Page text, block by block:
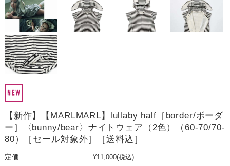
【新作】【MARLMARL】lullaby half［border/ボーダ
ー］〈bunny/bear〉ナイトウェア（2色）（60-70/70-
80）［セール対象外］［送料込］
定価: ¥11,000(税込)